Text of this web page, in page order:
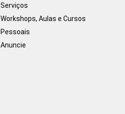
Serviços
Workshops, Aulas e Cursos
Pessoais
Anuncie